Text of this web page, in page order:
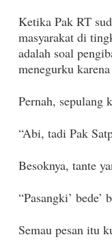
Ketika Pak RT
masyarakat di
adalah soal
menegurku
Pernah, sepulang
“Abi, tadi Pak
Besoknya, tante
“Pasangki’ bede’
Semau pesan itu